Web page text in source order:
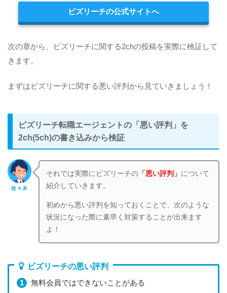
ビズリーチの公式サイトへ
次の章から、ビズリーチに関する2chの投稿を実際に検証して
きます。
まずはビズリーチに関する悪い評判から見ていきましょう！
ビズリーチ転職エージェントの「悪い評判」を
2ch(5ch)の書き込みから検証
佐々木
それでは実際にビズリーチの 「悪い評判」 について
紹介していきます。
初めから悪い評判を知っておくことで、次のような
状況になった際に素早く対策することが出来ます
よ！
ビズリーチの悪い評判
無料会員ではできないことがある